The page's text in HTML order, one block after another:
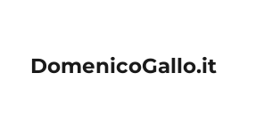
DomenicoGallo.it